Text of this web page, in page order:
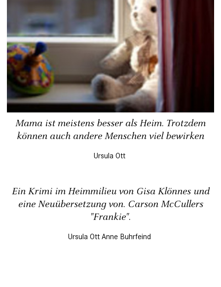
Mama ist meistens besser als Heim. Trotzdem
können auch andere Menschen viel bewirken
Ursula Ott
Ein Krimi im Heimmilieu von Gisa Klönnes und
eine Neuübersetzung von. Carson McCullers
"Frankie".
Ursula Ott Anne Buhrfeind